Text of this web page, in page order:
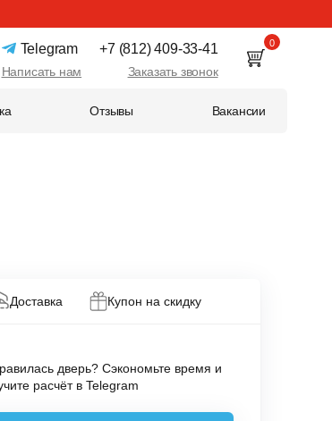
Telegram
Написать нам
+7 (812) 409-33-41
Заказать звонок
0
Отзывы Вакансии
Доставка Купон на скидку
дверь? Сэкономьте время и
расчёт в Telegram